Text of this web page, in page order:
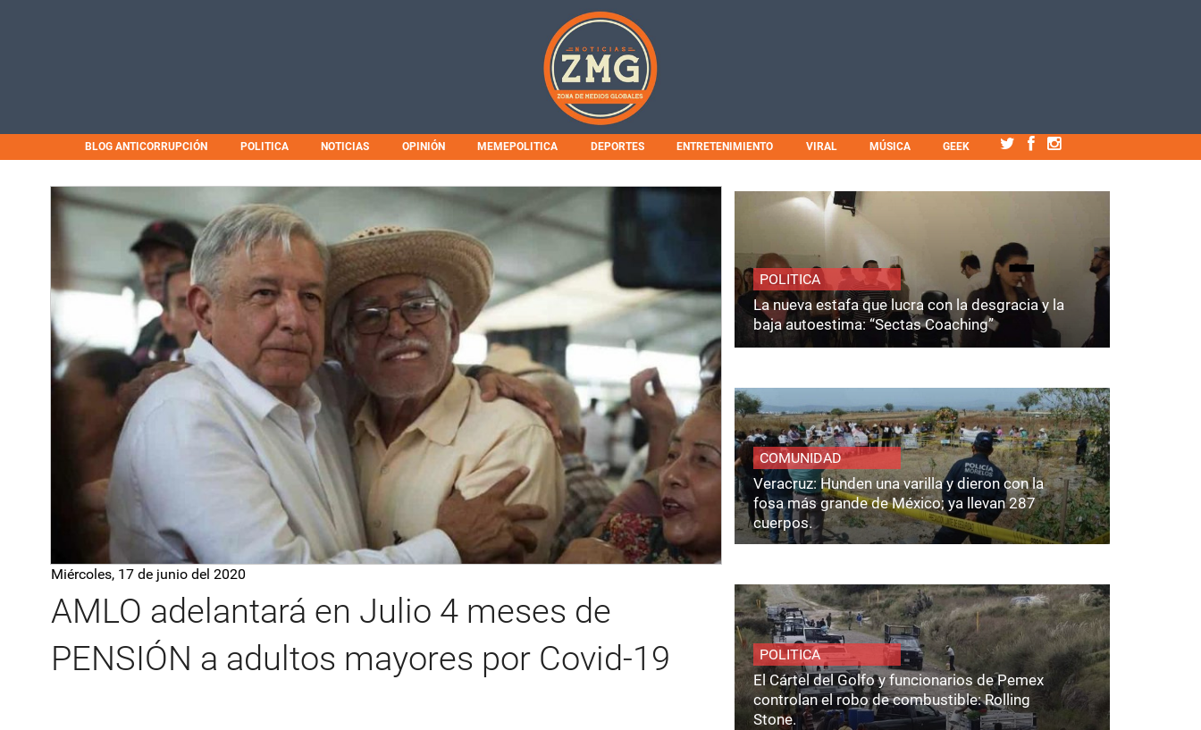
BLOG ANTICORRUPCIÓN POLITICA NOTICIAS OPINIÓN MEMEPOLITICA DEPORTES ENTRETENIMIENTO VIRAL MÚSICA GEEK
Miércoles, 17 de junio del 2020
AMLO adelantará en Julio 4 meses de
PENSIÓN a adultos mayores por Covid-19
POLITICA
La nueva estafa que lucra con la desgracia y la
baja autoestima: “Sectas Coaching”
COMUNIDAD
Veracruz: Hunden una varilla y dieron con la
fosa más grande de México; ya llevan 287
cuerpos.
POLITICA
El Cártel del Golfo y funcionarios de Pemex
controlan el robo de combustible: Rolling
Stone.